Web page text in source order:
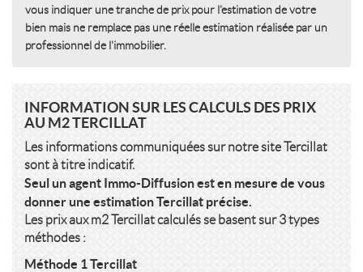
vous indiquer une tranche de prix pour l'estimation de votre
bien mais ne remplace pas une réelle estimation réalisée par un
professionnel de l'immobilier.
INFORMATION SUR LES CALCULS DES PRIX
AU M2 TERCILLAT
Les informations communiquées sur notre site Tercillat
sont à titre indicatif.
Seul un agent Immo-Diffusion est en mesure de vous
donner une estimation Tercillat précise.
Les prix aux m2 Tercillat calculés se basent sur 3 types
méthodes :
Méthode 1 Tercillat